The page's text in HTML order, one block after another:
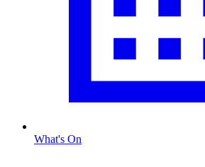
What's On